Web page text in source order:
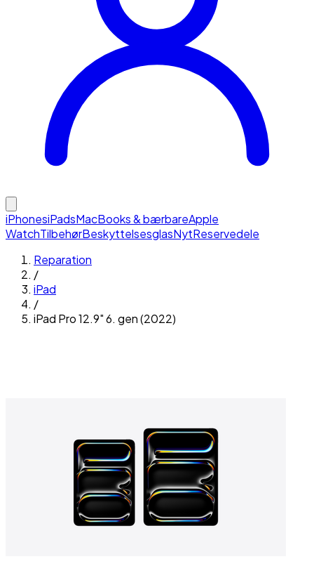
iPhonesiPadsMacBooks & bærbareApple
WatchTilbehørBeskyttelsesglasNytReservedele
Reparation
/
iPad
/
iPad Pro 12.9" 6. gen (2022)